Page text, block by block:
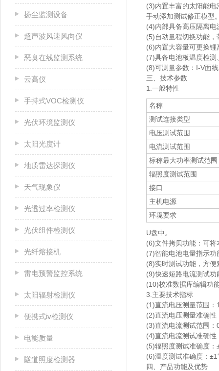
扬尘监测设备
超声波风速风向仪
恶臭在线监测系统
云高仪
手持式VOC检测仪
光伏环境监测仪
太阳光度计
地质雷达探测仪
天气现象仪
光透过率检测仪
光伏组件检测仪
光纤熔接机
雷电预警监控系统
太阳辐射检测仪
便携式iv检测仪
电能质量
隧道照度检测器
(3)内置丰富的太阳能
手动添加测试修正模型
(4)内部具备高压隔离
(5)自动量程切换功能
(6)内置大容量可更换
(7)具备电池板温度检
(8)可测量参数：I-V面
三、技术参数
1.一般特性
名称
测试连接类型
电压测试范围
电流测试范围
标称最大功率测试范围
辐照度测试范围
接口
主机电源
环境要求
U盘中。
(6)文件拷贝功能：可
(7)智能电池电量指示功
(8)实时测试功能，方
(9)快速短路电流测试功
(10)校准数据库编辑功
3.主要技术指标
(1)直流电压测量范围：
(2)直流电压测量准确性
(3)直流电流测试范围：
(4)直流电流测试准确
(5)辐照度测试准确度：
(6)温度测试准确度：
四、产品功能及优势